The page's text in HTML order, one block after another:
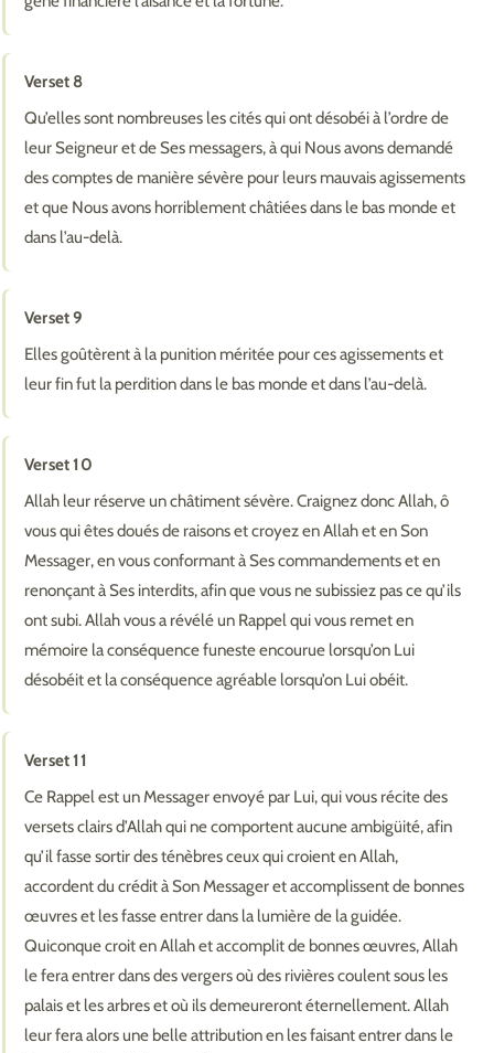
Verset 8
Qu’elles sont nombreuses les cités qui ont désobéi à l’ordre de
leur Seigneur et de Ses messagers, à qui Nous avons demandé
des comptes de manière sévère pour leurs mauvais agissements
et que Nous avons horriblement châtiées dans le bas monde et
dans l’au-delà.
Verset 9
Elles goûtèrent à la punition méritée pour ces agissements et
leur fin fut la perdition dans le bas monde et dans l’au-delà.
Verset 10
Allah leur réserve un châtiment sévère. Craignez donc Allah, ô
vous qui êtes doués de raisons et croyez en Allah et en Son
Messager, en vous conformant à Ses commandements et en
renonçant à Ses interdits, afin que vous ne subissiez pas ce qu’ils
ont subi. Allah vous a révélé un Rappel qui vous remet en
mémoire la conséquence funeste encourue lorsqu’on Lui
désobéit et la conséquence agréable lorsqu’on Lui obéit.
Verset 11
Ce Rappel est un Messager envoyé par Lui, qui vous récite des
versets clairs d’Allah qui ne comportent aucune ambigüité, afin
qu’il fasse sortir des ténèbres ceux qui croient en Allah,
accordent du crédit à Son Messager et accomplissent de bonnes
œuvres et les fasse entrer dans la lumière de la guidée.
Quiconque croit en Allah et accomplit de bonnes œuvres, Allah
le fera entrer dans des vergers où des rivières coulent sous les
palais et les arbres et où ils demeureront éternellement. Allah
leur fera alors une belle attribution en les faisant entrer dans le